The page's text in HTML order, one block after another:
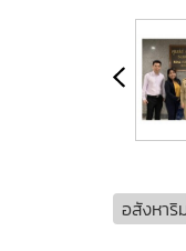
อสังหา